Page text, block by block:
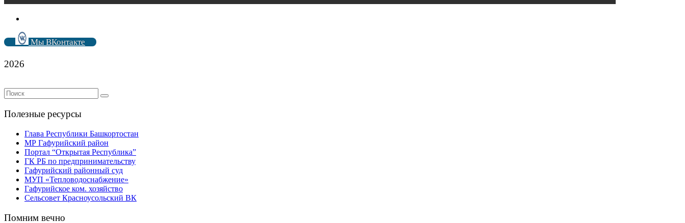
Мы ВКонтакте
2026
Полезные ресурсы
Глава Республики Башкортостан
МР Гафурийский район
Портал “Открытая Республика”
ГК РБ по предпринимательству
Гафурийский районный суд
МУП «Тепловодоснабжение»
Гафурийское ком. хозяйство
Сельсовет Красноусольский ВК
Помним вечно